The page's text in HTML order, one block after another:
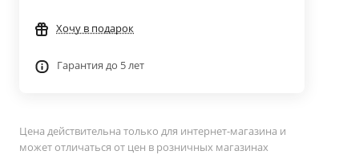
Хочу в подарок
Гарантия до 5 лет
Цена действительна только для интернет-магазина и
может отличаться от цен в розничных магазинах